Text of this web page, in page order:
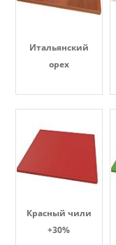
Итальянский
орех
Красный чили
+30%